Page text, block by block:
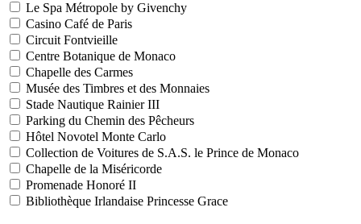
Le Spa Métropole by Givenchy
Casino Café de Paris
Circuit Fontvieille
Centre Botanique de Monaco
Chapelle des Carmes
Musée des Timbres et des Monnaies
Stade Nautique Rainier III
Parking du Chemin des Pêcheurs
Hôtel Novotel Monte Carlo
Collection de Voitures de S.A.S. le Prince de Monaco
Chapelle de la Miséricorde
Promenade Honoré II
Bibliothèque Irlandaise Princesse Grace